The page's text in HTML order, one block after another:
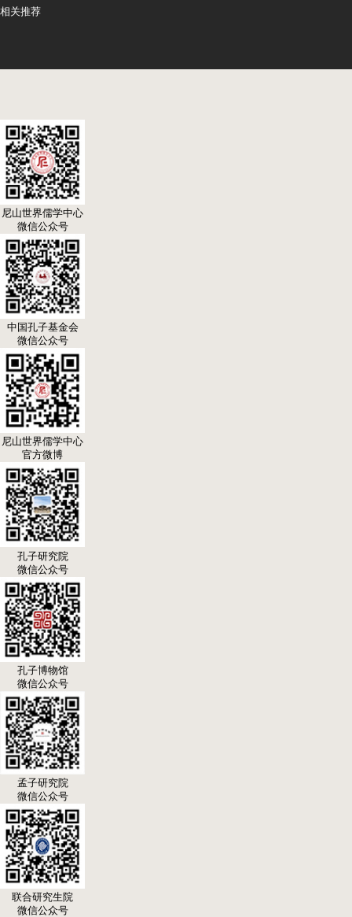
相关推荐
尼山世界儒学中心
微信公众号
中国孔子基金会
微信公众号
尼山世界儒学中心
官方微博
孔子研究院
微信公众号
孔子博物馆
微信公众号
孟子研究院
微信公众号
联合研究生院
微信公众号